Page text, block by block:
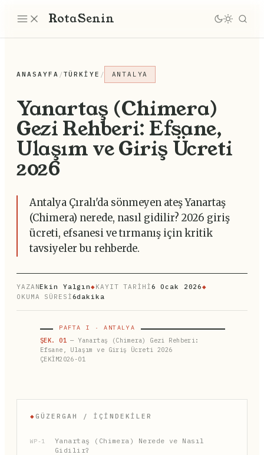
RotaSenin
ANASAYFA /TÜRKIYE / ANTALYA
Yanartaş (Chimera)
Gezi Rehberi: Efsane,
Ulaşım ve Giriş Ücreti
2026
Antalya Çıralı'da sönmeyen ateş Yanartaş
(Chimera) nerede, nasıl gidilir? 2026 giriş
ücreti, efsanesi ve tırmanış için kritik
tavsiyeler bu rehberde.
YAZANEkin Yalgın◆KAYIT TARİHİ6 Ocak 2026◆
OKUMA SÜRESİ6dakika
PAFTA I · ANTALYA
ŞEK. 01 — Yanartaş (Chimera) Gezi Rehberi:
Efsane, Ulaşım ve Giriş Ücreti 2026
ÇEKİM2026-01
◆ GÜZERGAH / İÇINDEKILER
WP-1
Yanartaş (Chimera) Nerede ve Nasıl
Gidilir?